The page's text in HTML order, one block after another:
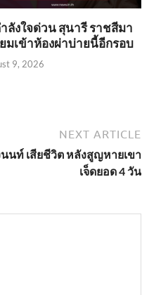
ลังใจด่วน สุนารี ราชสีมา
มเข้าห้องผ่าบ่ายนี้อีกรอบ
9, 2026
NEXT ARTICLE
นนท์ เสียชีวิต หลังสูญหายเขา
เจ็ดยอด 4 วัน